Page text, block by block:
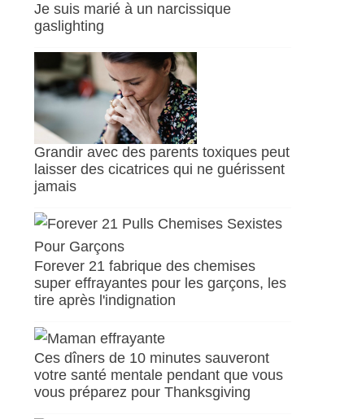
Je suis marié à un narcissique
gaslighting
Grandir avec des parents toxiques peut
laisser des cicatrices qui ne guérissent
jamais
Forever 21 fabrique des chemises
super effrayantes pour les garçons, les
tire après l'indignation
Ces dîners de 10 minutes sauveront
votre santé mentale pendant que vous
vous préparez pour Thanksgiving